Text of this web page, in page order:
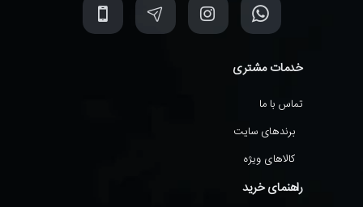
خدمات مشتری
تماس با ما
برندهای سایت
کالاهای ویژه
راهنمای خرید